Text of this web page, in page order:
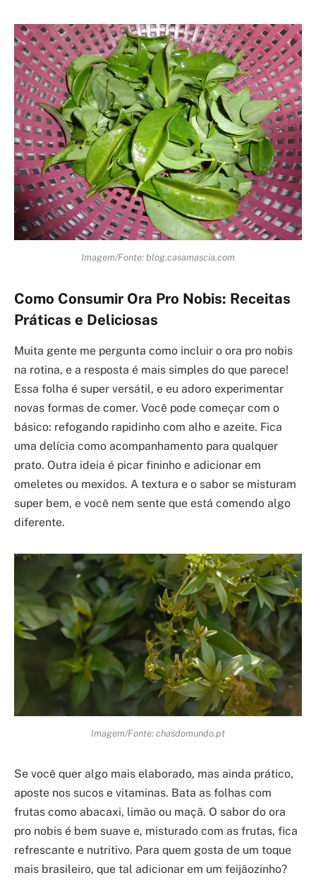
Imagem/Fonte: blog.casamascia.com
Como Consumir Ora Pro Nobis: Receitas
Práticas e Deliciosas
Muita gente me pergunta como incluir o ora pro nobis
na rotina, e a resposta é mais simples do que parece!
Essa folha é super versátil, e eu adoro experimentar
novas formas de comer. Você pode começar com o
básico: refogando rapidinho com alho e azeite. Fica
uma delícia como acompanhamento para qualquer
prato. Outra ideia é picar fininho e adicionar em
omeletes ou mexidos. A textura e o sabor se misturam
super bem, e você nem sente que está comendo algo
diferente.
Imagem/Fonte: chasdomundo.pt
Se você quer algo mais elaborado, mas ainda prático,
aposte nos sucos e vitaminas. Bata as folhas com
frutas como abacaxi, limão ou maçã. O sabor do ora
pro nobis é bem suave e, misturado com as frutas, fica
refrescante e nutritivo. Para quem gosta de um toque
mais brasileiro, que tal adicionar em um feijãozinho?